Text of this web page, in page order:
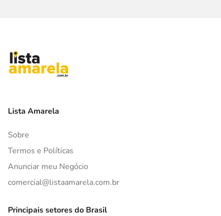
Lista Amarela
Sobre
Termos e Políticas
Anunciar meu Negócio
comercial@listaamarela.com.br
Principais setores do Brasil